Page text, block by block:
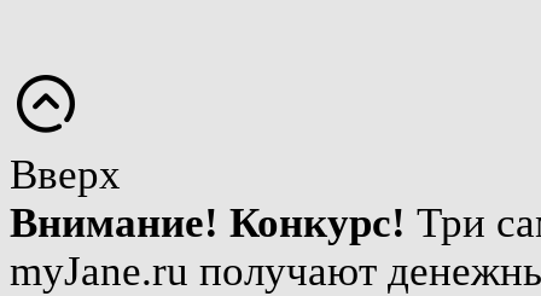
Вверх
Внимание! Конкурс! Три
myJane.ru получают